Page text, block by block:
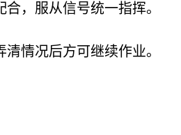
配合，服从信号统一指挥。
情况后方可继续作业。